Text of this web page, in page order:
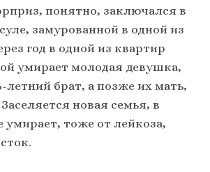
понятно, заключался в
замурованной в одной из
год в одной из квартир
умирает молодая девушка,
летний брат, а позже их мать,
новая семья, в
умирает, тоже от лейкоза,